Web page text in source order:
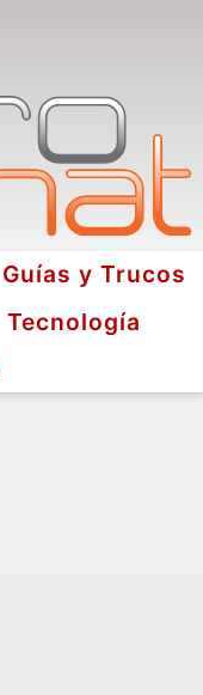
Guías y Trucos
Tecnología